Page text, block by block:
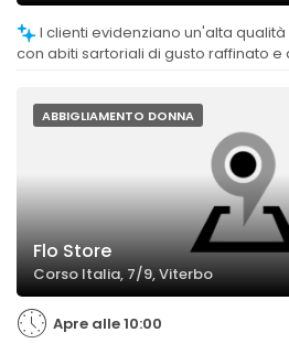
con abiti sartoriali di gusto raffinato e
ABBIGLIAMENTO DONNA
Flo Store
Corso Italia, 7/9, Viterbo
Apre alle 10:00